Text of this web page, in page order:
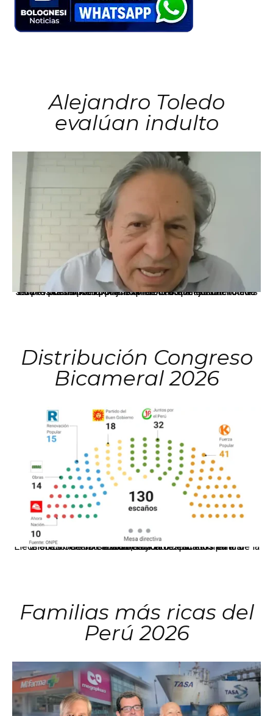
Alejandro Toledo
evalúan indulto
La presidenta Keiko Fujimori informó que la solicitud de indulto presentada por el expresidente Alejandro Toledo será evaluada por la Comisión de Gracias Presidenciales conforme al procedimiento establecido.
Distribución Congreso
Bicameral 2026
El JNE oficializó la distribución de escaños para la elección de 60 senadores y 130 diputados en las Elecciones Generales 2026, tras el restablecimiento de la Bicameralidad.
Familias más ricas del
Perú 2026